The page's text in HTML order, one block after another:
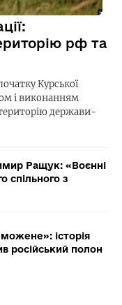
рф та
Курської
і виконанням
територію держави-
Ращук: «Воєнні
спільного з
історія
російський полон